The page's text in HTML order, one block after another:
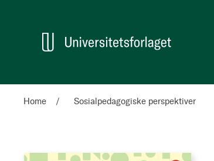
Home Sosialpedagogiske perspektiver